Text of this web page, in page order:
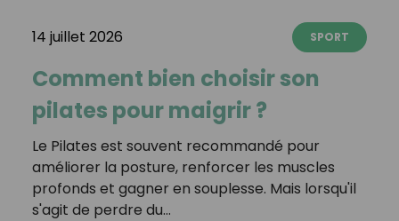
14 juillet 2026 SPORT
Comment bien choisir son
pilates pour maigrir ?
Le Pilates est souvent recommandé pour
améliorer la posture, renforcer les muscles
profonds et gagner en souplesse. Mais lorsqu'il
s'agit de perdre du…